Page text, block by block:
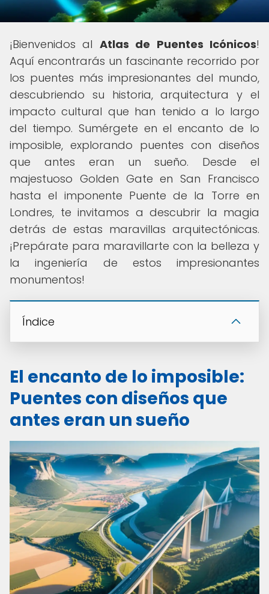
¡Bienvenidos al Atlas de Puentes Icónicos!
Aquí encontrarás un fascinante recorrido por
los puentes más impresionantes del mundo,
descubriendo su historia, arquitectura y el
impacto cultural que han tenido a lo largo
del tiempo. Sumérgete en el encanto de lo
imposible, explorando puentes con diseños
que antes eran un sueño. Desde el
majestuoso Golden Gate en San Francisco
hasta el imponente Puente de la Torre en
Londres, te invitamos a descubrir la magia
detrás de estas maravillas arquitectónicas.
¡Prepárate para maravillarte con la belleza y
la ingeniería de estos impresionantes
monumentos!
Índice
El encanto de lo imposible:
Puentes con diseños que
antes eran un sueño